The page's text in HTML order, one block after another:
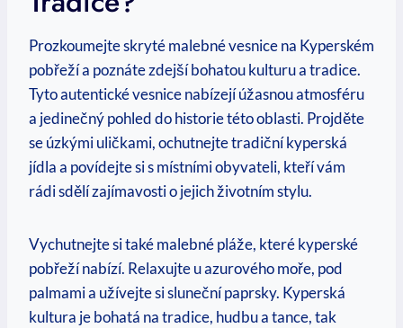
Prozkoumejte skryté malebné vesnice ⁢na Kyperském
pobřeží ⁢a poznáte zdejší bohatou kulturu a ⁤tradice.
Tyto‍ autentické vesnice nabízejí​ úžasnou atmosféru
a jedinečný pohled‌ do historie ​této​ oblasti.⁣ Projděte⁤
se úzkými uličkami, ochutnejte tradiční kyperská
jídla a ⁢povídejte si s místními obyvateli,⁤ kteří vám
rádi⁣ sdělí‍ zajímavosti o jejich životním stylu. ⁤
Vychutnejte si⁤ také ⁣malebné ​pláže, které kyperské ​
pobřeží nabízí. ‍Relaxujte u azurového moře, pod
palmami a užívejte​ si sluneční paprsky. Kyperská
⁤kultura je bohatá na tradice, hudbu a tance, tak